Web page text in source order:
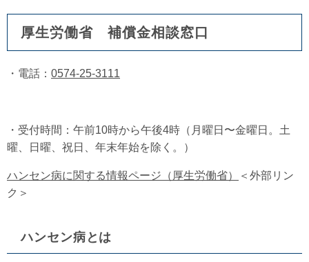
厚生労働省 補償金相談窓口
・電話： 0574-25-3111
・受付時間：午前10時から午後4時（月曜日〜金曜日。土
曜、日曜、祝日、年末年始を除く。）
ハンセン病に関する情報ページ（厚生労働省）
＜外部リン
ク＞
ハンセン病とは